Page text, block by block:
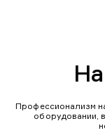
Профессионализм
оборудовании,